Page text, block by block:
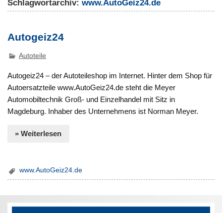
Schlagwortarchiv:www.AutoGeiz24.de
Autogeiz24
Autoteile
Autogeiz24 – der Autoteileshop im Internet. Hinter dem Shop für
Autoersatzteile www.AutoGeiz24.de steht die Meyer
Automobiltechnik Groß- und Einzelhandel mit Sitz in
Magdeburg. Inhaber des Unternehmens ist Norman Meyer.
» Weiterlesen
www.AutoGeiz24.de